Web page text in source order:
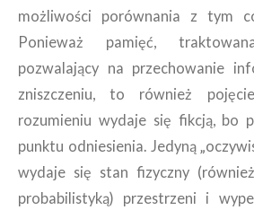
możliwości porównania z tym
Ponieważ pamięć,
pozwalający na przechowanie
zniszczeniu, to również
rozumieniu wydaje się fikcją, bo
punktu odniesienia. Jedyną
wydaje się stan fizyczny
probabilistyką) przestrzeni i